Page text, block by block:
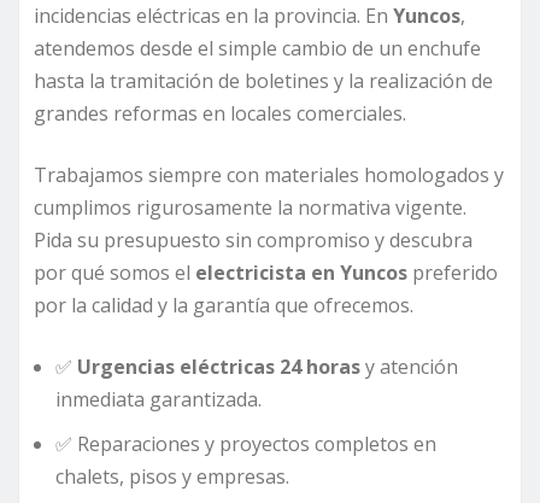
incidencias eléctricas en la provincia. En Yuncos,
atendemos desde el simple cambio de un enchufe
hasta la tramitación de boletines y la realización de
grandes reformas en locales comerciales.
Trabajamos siempre con materiales homologados y
cumplimos rigurosamente la normativa vigente.
Pida su presupuesto sin compromiso y descubra
por qué somos el electricista en Yuncos preferido
por la calidad y la garantía que ofrecemos.
✅ Urgencias eléctricas 24 horasy atención
inmediata garantizada.
✅ Reparaciones y proyectos completos en
chalets, pisos y empresas.